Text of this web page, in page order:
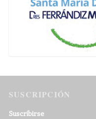
SUSCRIPCIÓN
Suscribirse